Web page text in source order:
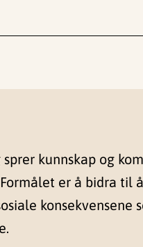
sprer kunnskap og
er å bidra til
konsekvensene